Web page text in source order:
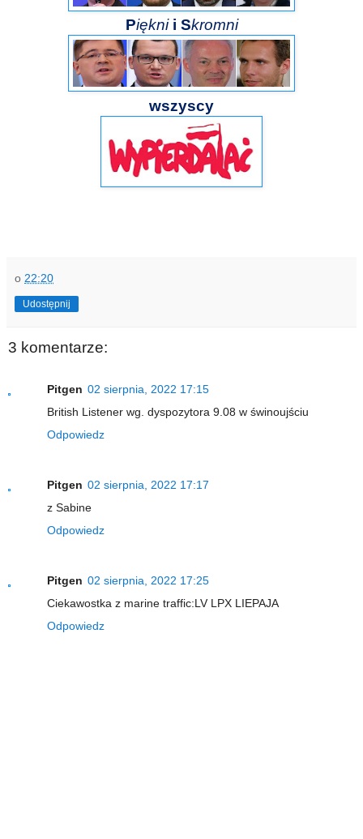
Piękni i Skromni
wszyscy
o 22:20
Udostępnij
3 komentarze:
Pitgen 02 sierpnia, 2022 17:15
British Listener wg. dyspozytora 9.08 w świnoujściu
Odpowiedz
Pitgen 02 sierpnia, 2022 17:17
z Sabine
Odpowiedz
Pitgen 02 sierpnia, 2022 17:25
Ciekawostka z marine traffic:LV LPX LIEPAJA
Odpowiedz